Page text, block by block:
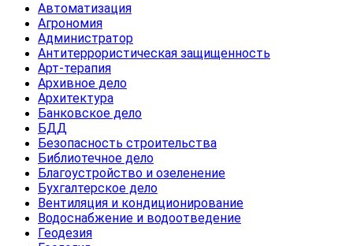
Автоматизация
Агрономия
Администратор
Антитеррористическая защищенность
Арт-терапия
Архивное дело
Архитектура
Банковское дело
БДД
Безопасность строительства
Библиотечное дело
Благоустройство и озеленение
Бухгалтерское дело
Вентиляция и кондиционирование
Водоснабжение и водоотведение
Геодезия